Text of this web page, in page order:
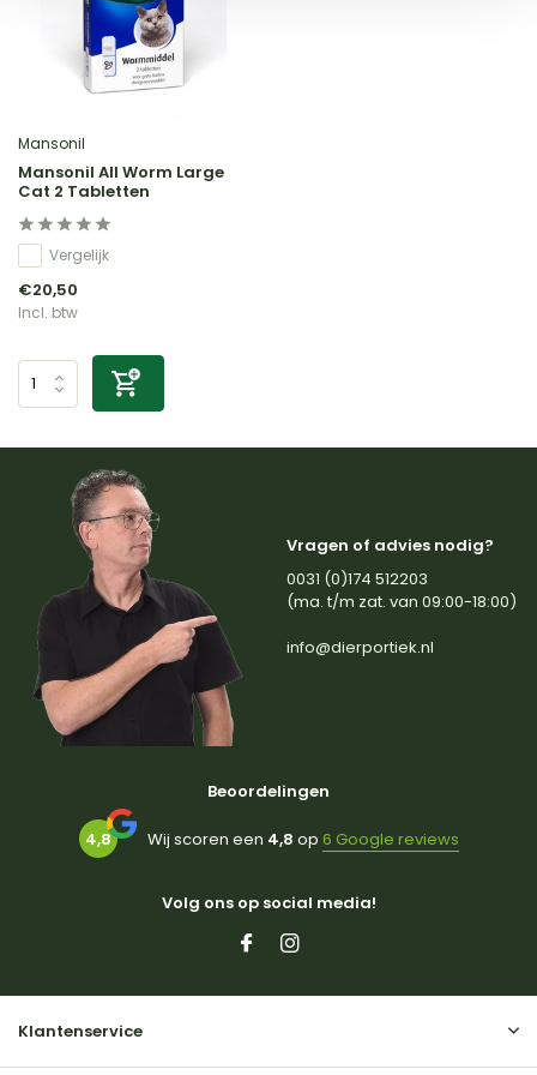
Mansonil
Mansonil All Worm Large
Cat 2 Tabletten
Vergelijk
€20,50
Incl. btw
Vragen of advies nodig?
0031 (0)174 512203
(ma. t/m zat. van 09:00-18:00)
info@dierportiek.nl
Beoordelingen
4,8 Wij scoren een 4,8 op 6 Google reviews
Volg ons op social media!
Klantenservice